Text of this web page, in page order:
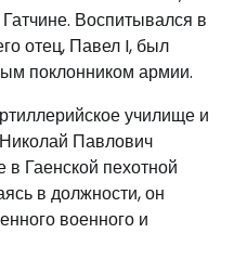
Воспитывался в
отец, Павел I, был
поклонником армии.
училище и
Павлович
Гаенской пехотной
в должности, он
военного и